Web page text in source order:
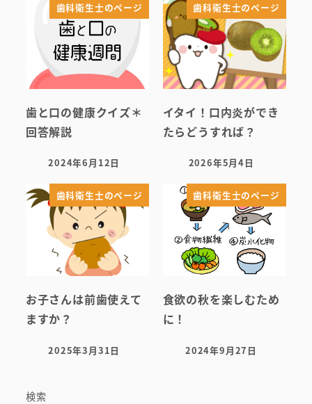
歯科衛生士のページ
歯と口の健康クイズ＊
回答解説
投稿日
2024年6月12日
歯科衛生士のページ
イタイ！口内炎ができ
たらどうすれば？
投稿日
2026年5月4日
歯科衛生士のページ
お子さんは前歯使えて
ますか？
投稿日
2025年3月31日
歯科衛生士のページ
食欲の秋を楽しむため
に！
投稿日
2024年9月27日
検索